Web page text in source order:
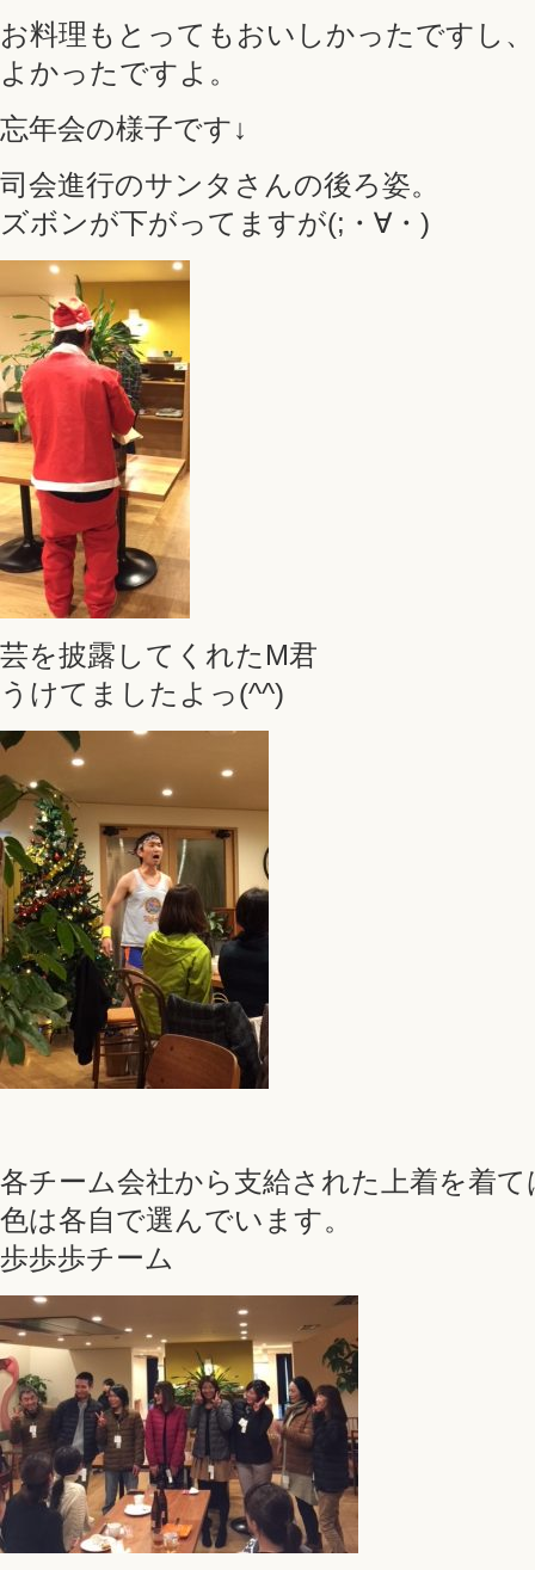
お料理もとってもおいしかったですし
よかったですよ。
忘年会の様子です↓
司会進行のサンタさんの後ろ姿。
ズボンが下がってますが(;・∀・)
芸を披露してくれたM君
うけてましたよっ(^^)
各チーム会社から支給された上着を着
色は各自で選んでいます。
歩歩歩チーム